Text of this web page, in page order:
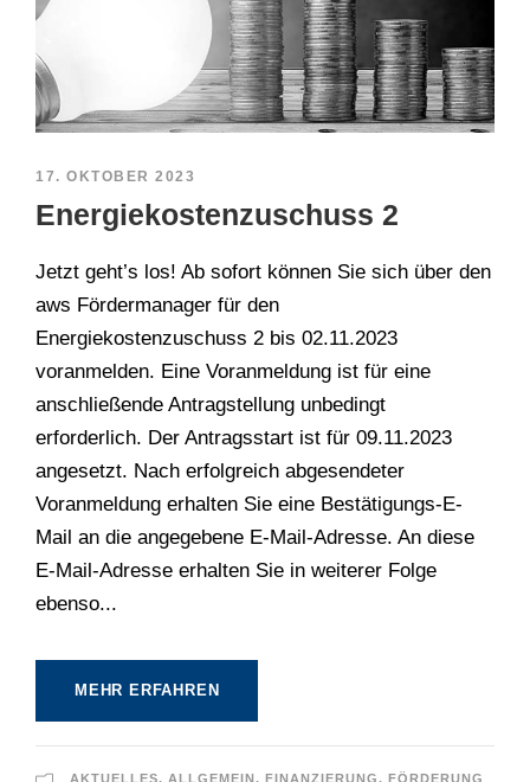
17. OKTOBER 2023
Energiekostenzuschuss 2
Jetzt geht’s los! Ab sofort können Sie sich über den
aws Fördermanager für den
Energiekostenzuschuss 2 bis 02.11.2023
voranmelden. Eine Voranmeldung ist für eine
anschließende Antragstellung unbedingt
erforderlich. Der Antragsstart ist für 09.11.2023
angesetzt. Nach erfolgreich abgesendeter
Voranmeldung erhalten Sie eine Bestätigungs-E-
Mail an die angegebene E-Mail-Adresse. An diese
E-Mail-Adresse erhalten Sie in weiterer Folge
ebenso...
MEHR ERFAHREN
AKTUELLES, ALLGEMEIN, FINANZIERUNG, FÖRDERUNG